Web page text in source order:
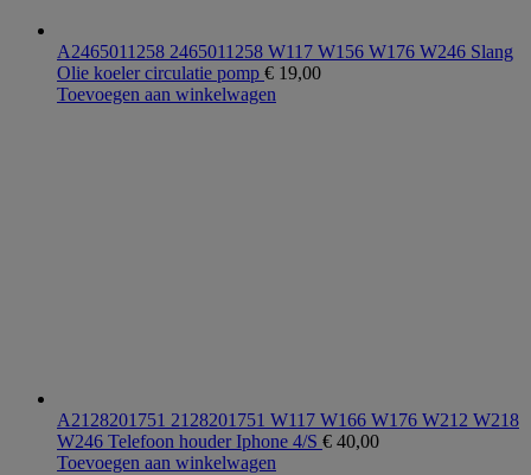
A2465011258 2465011258 W117 W156 W176 W246 Slang
Olie koeler circulatie pomp € 19,00
Toevoegen aan winkelwagen
A2128201751 2128201751 W117 W166 W176 W212 W218
W246 Telefoon houder Iphone 4/S € 40,00
Toevoegen aan winkelwagen